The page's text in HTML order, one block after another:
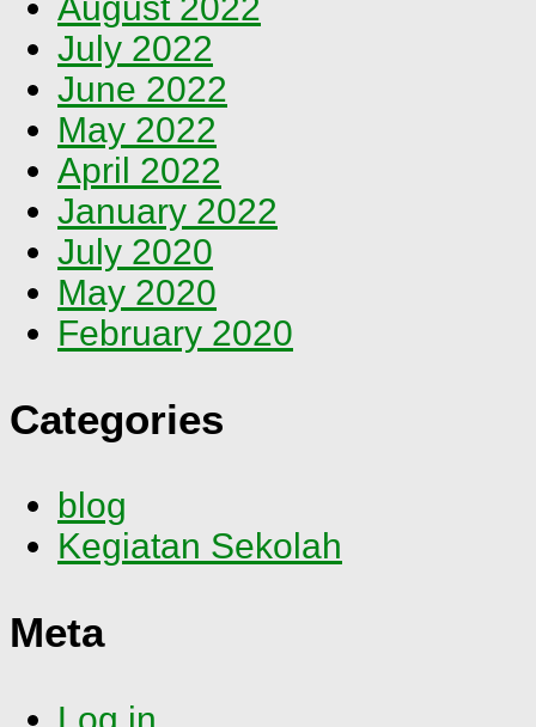
July 2022
June 2022
May 2022
April 2022
January 2022
July 2020
May 2020
February 2020
Categories
blog
Kegiatan Sekolah
Meta
Log in